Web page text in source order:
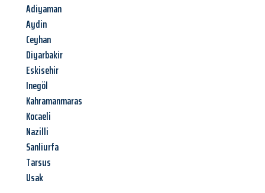
Adiyaman
Aydin
Ceyhan
Diyarbakir
Eskisehir
Inegöl
Kahramanmaras
Kocaeli
Nazilli
Sanliurfa
Tarsus
Usak